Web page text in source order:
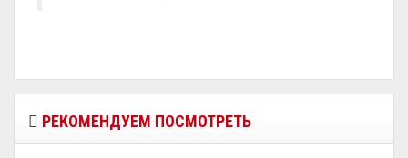
РЕКОМЕНДУЕМ ПОСМОТРЕТЬ